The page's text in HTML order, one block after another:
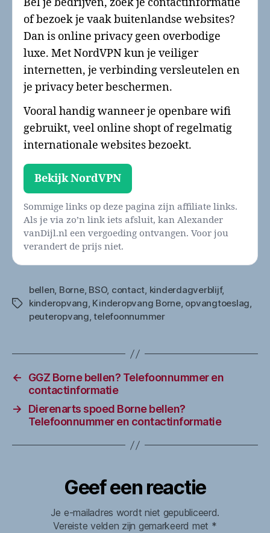
Bel je bedrijven, zoek je contactinformatie
of bezoek je vaak buitenlandse websites?
Dan is online privacy geen overbodige
luxe. Met NordVPN kun je veiliger
internetten, je verbinding versleutelen en
je privacy beter beschermen.
Vooral handig wanneer je openbare wifi
gebruikt, veel online shopt of regelmatig
internationale websites bezoekt.
Bekijk NordVPN
Sommige links op deze pagina zijn affiliate links.
Als je via zo’n link iets afsluit, kan Alexander
vanDijl.nl een vergoeding ontvangen. Voor jou
verandert de prijs niet.
Tags
bellen, Borne, BSO, contact, kinderdagverblijf,
kinderopvang, Kinderopvang Borne, opvangtoeslag,
peuteropvang,telefoonnummer
←
GGZ Borne bellen? Telefoonnummer en
contactinformatie
→
Dierenarts spoed Borne bellen?
Telefoonnummer en contactinformatie
Geef een reactie
Je e-mailadres wordt niet gepubliceerd.
Vereiste velden zijn gemarkeerd met *